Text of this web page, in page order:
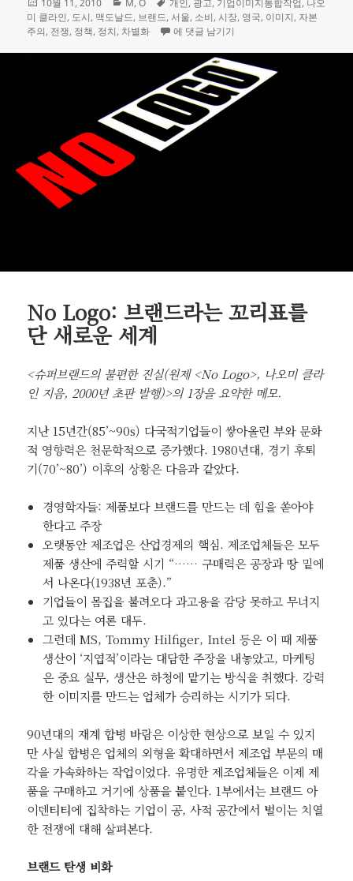
성
일
10월 11, 2010
테
고
M,O
그
개인, 광고, 기업이미지통합작업, 나오
미 클라인, 도시, 맥도날드, 브랜드, 서울, 소비, 시장, 영국, 이미지, 자본
주의, 전쟁, 정책, 정치, 차별화 No Logo: 브랜드 폭격
에 댓글 남기기
No Logo: 브랜드라는 꼬리표를
단 새로운 세계
<슈퍼브랜드의 불편한 진실(원제 <No Logo>, 나오미 클라
인 지음, 2000년 초판 발행)>의 1장을 요약한 메모.
지난 15년간(85’~90s) 다국적기업들이 쌓아올린 부와 문화
적 영향력은 천문학적으로 증가했다. 1980년대, 경기 후퇴
기(70’~80’) 이후의 상황은 다음과 같았다.
경영학자들: 제품보다 브랜드를 만드는 데 힘을 쏟아야
한다고 주장
오랫동안 제조업은 산업경제의 핵심. 제조업체들은 모두
제품 생산에 주력할 시기 “…… 구매력은 공장과 땅 밑에
서 나온다(1938년 포춘).”
기업들이 몸집을 불려오다 과고용을 감당 못하고 무너지
고 있다는 여론 대두.
그런데 MS, Tommy Hilfiger, Intel 등은 이 때 제품
생산이 ‘지엽적’이라는 대담한 주장을 내놓았고, 마케팅
은 중요 실무, 생산은 하청에 맡기는 방식을 취했다. 강력
한 이미지를 만드는 업체가 승리하는 시기가 되다.
90년대의 재계 합병 바람은 이상한 현상으로 보일 수 있지
만 사실 합병은 업체의 외형을 확대하면서 제조업 부문의 매
각을 가속화하는 작업이었다. 유명한 제조업체들은 이제 제
품을 구매하고 거기에 상품을 붙인다. 1부에서는 브랜드 아
이덴티티에 집착하는 기업이 공, 사적 공간에서 벌이는 치열
한 전쟁에 대해 살펴본다.
브랜드 탄생 비화